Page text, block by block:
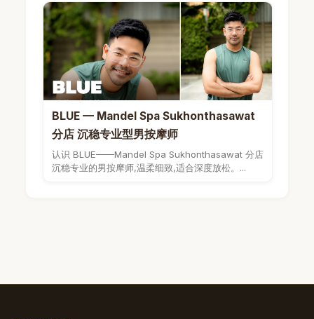
BLUE — Mandel Spa Sukhonthasawat
分店 沉稳专业型男按摩师
认识 BLUE——Mandel Spa Sukhonthasawat 分店
沉稳专业的男按摩师,温柔细致,适合深度放松。...